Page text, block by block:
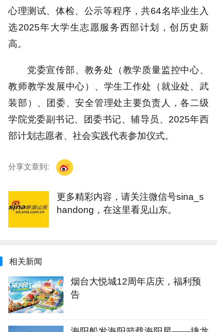
心理测试、体检、公示等程序，共64名毕业生入
选2025年大学生志愿服务西部计划，创历史新
高。
党委宣传部、教务处（教学质量监控中心、
教师教学发展中心）、学生工作处（就业处、武
装部）、团委、安全管理处主要负责人，各二级
学院党委副书记、团委书记、辅导员、2025年西
部计划志愿者、社会实践代表参加仪式。
分享文章到:
更多精彩内容，请关注微信号sina_s
handong，在这里看见山东。
相关新闻
烟台大悦城12周年店庆，福利预
告